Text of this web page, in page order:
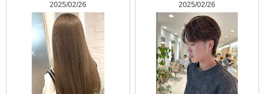
2025/02/26 2025/02/26